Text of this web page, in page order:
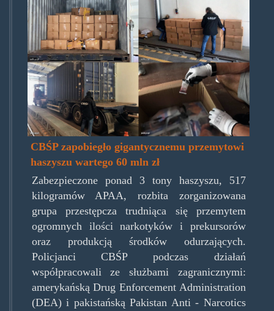
cbsp040718.jpg
CBŚP zapobiegło gigantycznemu przemytowi
haszyszu wartego 60 mln zł
Zabezpieczone ponad 3 tony haszyszu, 517
kilogramów APAA, rozbita zorganizowana
grupa przestępcza trudniąca się przemytem
ogromnych ilości narkotyków i prekursorów
oraz produkcją środków odurzających.
Policjanci CBŚP podczas działań
współpracowali ze służbami zagranicznymi:
amerykańską Drug Enforcement Administration
(DEA) i pakistańską Pakistan Anti - Narcotics